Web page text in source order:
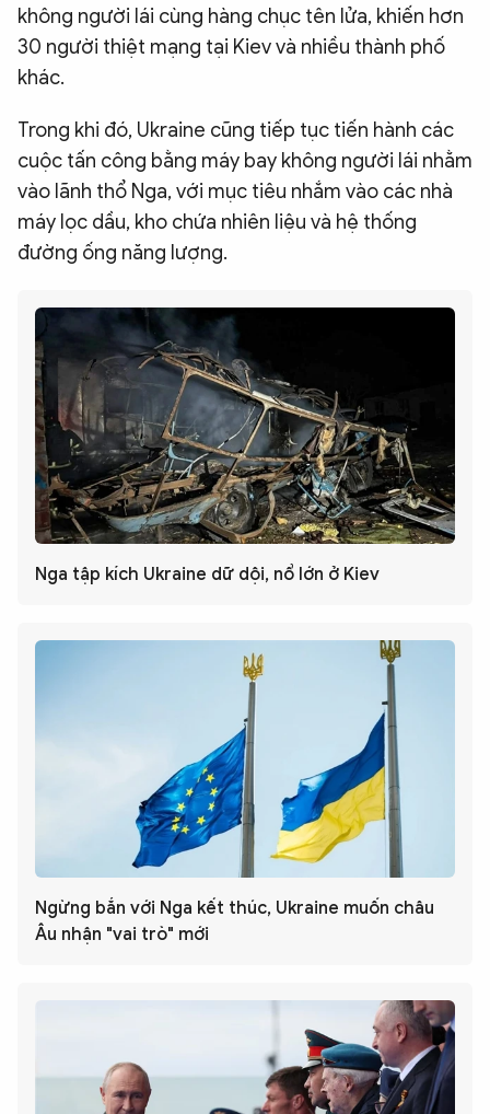
không người lái cùng hàng chục tên lửa, khiến hơn
30 người thiệt mạng tại Kiev và nhiều thành phố
khác.
Trong khi đó, Ukraine cũng tiếp tục tiến hành các
cuộc tấn công bằng máy bay không người lái nhằm
vào lãnh thổ Nga, với mục tiêu nhắm vào các nhà
máy lọc dầu, kho chứa nhiên liệu và hệ thống
đường ống năng lượng.
Nga tập kích Ukraine dữ dội, nổ lớn ở Kiev
Ngừng bắn với Nga kết thúc, Ukraine muốn châu
Âu nhận "vai trò" mới